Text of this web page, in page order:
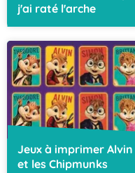
j'ai raté l'arche
Jeux à imprimer Alvin
et les Chipmunks